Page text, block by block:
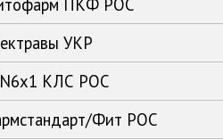
ПКФ РОС
УКР
N6x1 КЛС РОС
Фит РОС